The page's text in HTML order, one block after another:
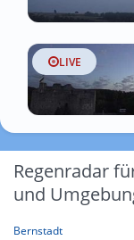
LIVE
Regenradar
und
Bernstadt